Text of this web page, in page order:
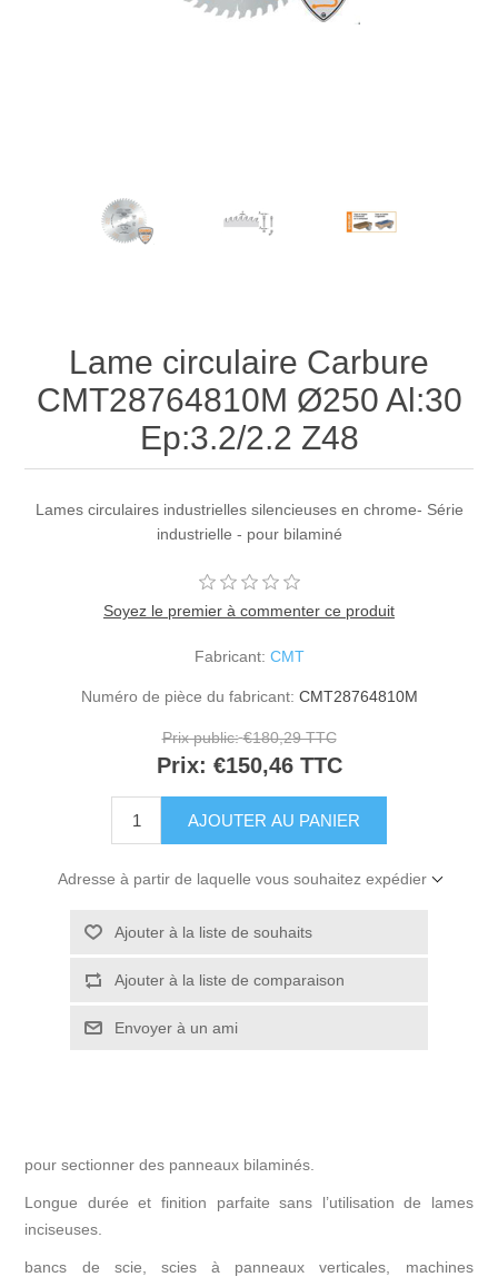
Lame circulaire Carbure
CMT28764810M Ø250 Al:30
Ep:3.2/2.2 Z48
Lames circulaires industrielles silencieuses en chrome- Série
industrielle - pour bilaminé
Soyez le premier à commenter ce produit
Fabricant: CMT
Numéro de pièce du fabricant: CMT28764810M
Prix public: €180,29 TTC
Prix: €150,46 TTC
Adresse à partir de laquelle vous souhaitez expédier
pour sectionner des panneaux bilaminés.
Longue durée et finition parfaite sans l’utilisation de lames
inciseuses.
bancs de scie, scies à panneaux verticales, machines